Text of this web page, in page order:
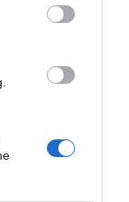
con
y
del
puntos,